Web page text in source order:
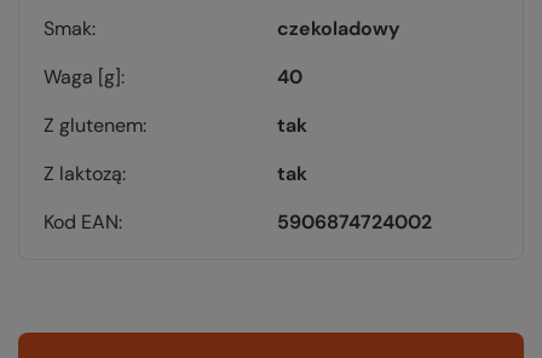
Smak
czekoladowy
Waga [g]
40
Z glutenem
tak
Z laktozą
tak
Kod EAN
5906874724002